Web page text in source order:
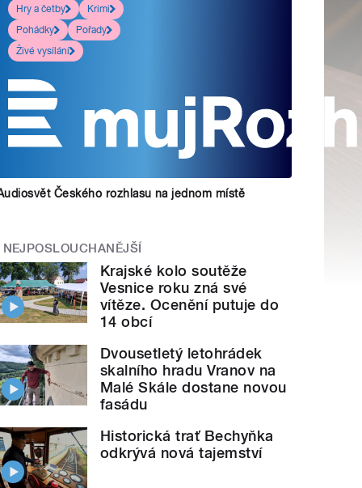
Hry a četby
Krimi
Pohádky
Pořady
Živé vysílání
Českého rozhlasu na jednom místě
NEJPOSLOUCHANĚJŠÍ
Krajské kolo soutěže
Vesnice roku zná své
vítěze. Ocenění putuje do
14 obcí
Dvousetletý letohrádek
skalního hradu Vranov na
Malé Skále dostane novou
fasádu
Historická trať Bechyňka
odkrývá nová tajemství